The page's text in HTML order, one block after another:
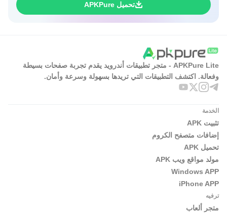
تحميل APKPure
APKPure Lite - متجر تطبيقات أندرويد يقدم تجربة صفحات بسيطة
وفعالة. اكتشف التطبيقات التي تريدها بسهولة وسرعة وأمان.
الخدمة
تثبيت APK
إضافات متصفح الكروم
تحميل APK
مولد مواقع ويب APK
Windows APP
iPhone APP
ترفيه
متجر ألعاب